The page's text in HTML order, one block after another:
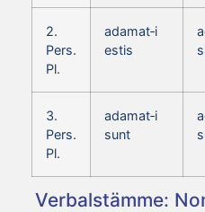
2.
Pers.
Pl.
adamat‑i
estis
3.
Pers.
Pl.
adamat‑i
sunt
Verbalstämme: